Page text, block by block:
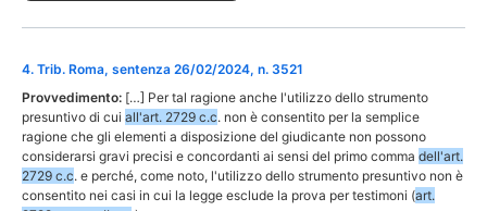
4. Trib. Roma, sentenza 26/02/2024, n. 3521
Provvedimento: […] Per tal ragione anche l'utilizzo dello strumento
presuntivo di cui all'art. 2729 c.c. non è consentito per la semplice
ragione che gli elementi a disposizione del giudicante non possono
considerarsi gravi precisi e concordanti ai sensi del primo comma dell'art.
2729 c.c. e perché, come noto, l'utilizzo dello strumento presuntivo non è
consentito nei casi in cui la legge esclude la prova per testimoni (art.